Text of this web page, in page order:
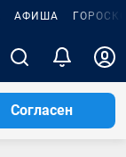
АФИША
Согласен